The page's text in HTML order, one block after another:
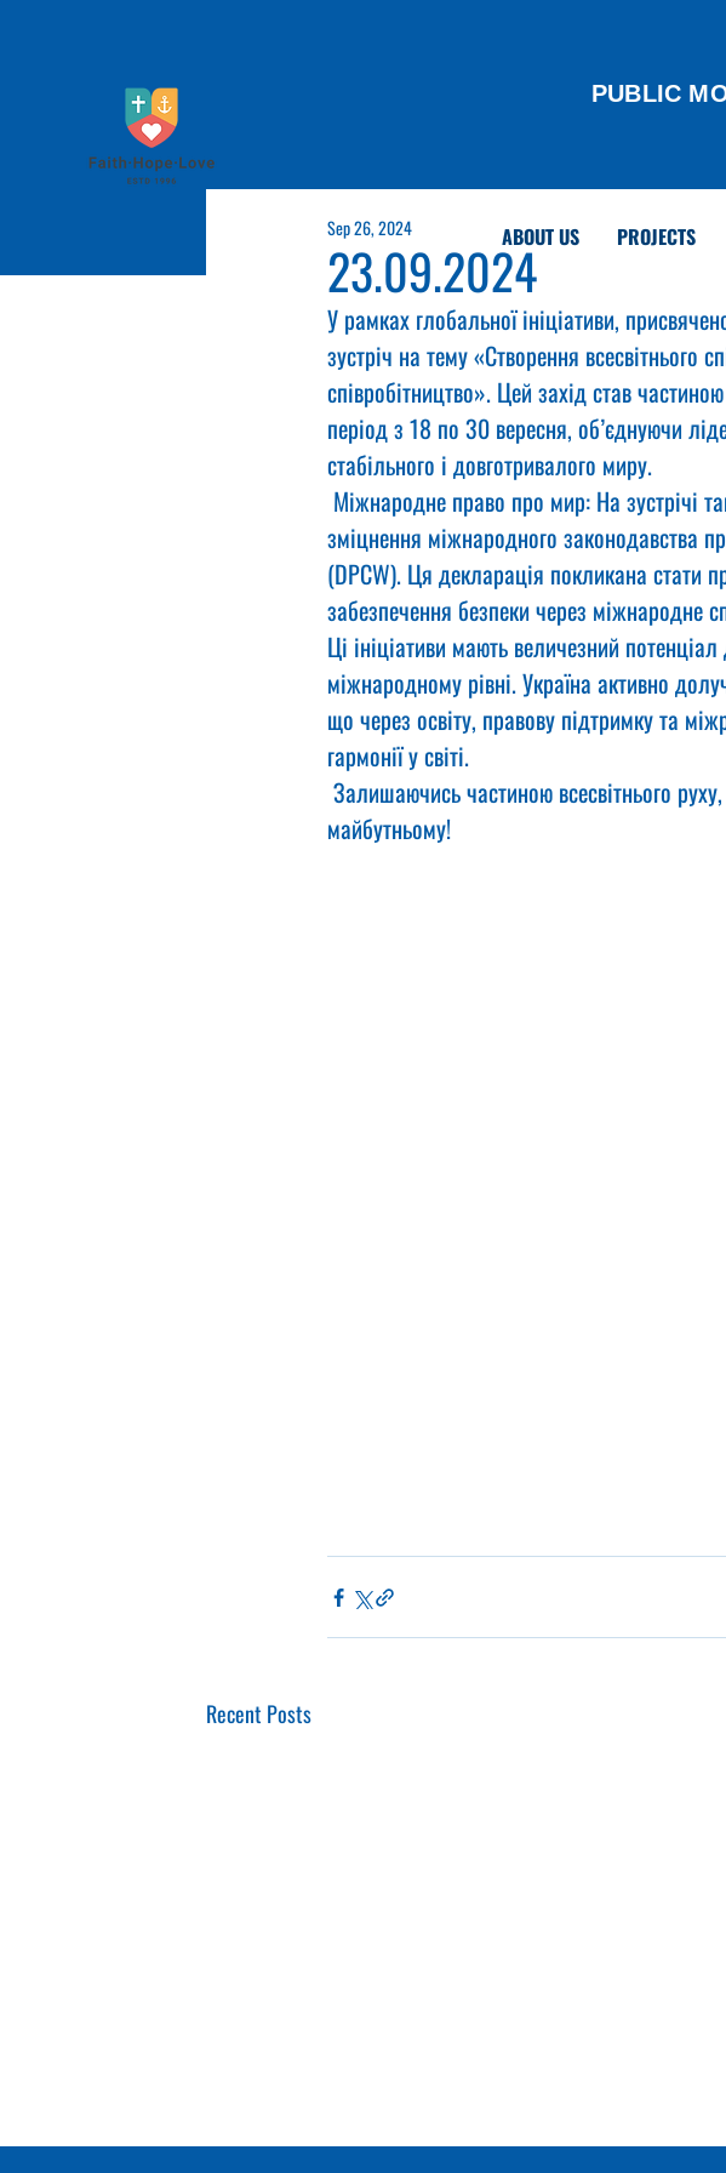
PUBLIC
ABOUT US PROJECTS
23.09.2024
Sep 26, 2024
У рамках глобальної ініціативи,
зустріч на тему «Створення всесвітнього
співробітництво». Цей захід став
період з 18 по 30 вересня, об’єднуючи
стабільного і довготривалого миру.
Міжнародне право про мир: На зустрічі
зміцнення міжнародного законодавства
(DPCW). Ця декларація покликана стати
забезпечення безпеки через міжнародне
Ці ініціативи мають величезний
міжнародному рівні. Україна активно
що через освіту, правову підтримку та
гармонії у світі.
Залишаючись частиною всесвітнього
майбутньому!
Recent Posts